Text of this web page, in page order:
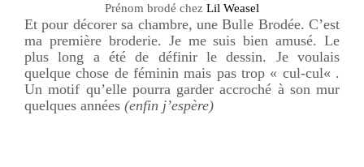
Prénom brodé chez Lil Weasel
Et pour décorer sa chambre, une Bulle Brodée. C’est
ma première broderie. Je me suis bien amusé. Le
plus long a été de définir le dessin. Je voulais
quelque chose de féminin mais pas trop « cul-cul« .
Un motif qu’elle pourra garder accroché à son mur
quelques années (enfin j’espère)